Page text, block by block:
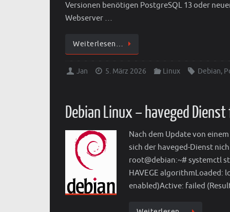
Versionen benötigen PostgreSQL 13 oder
Webserver …
Weiterlesen…
Jan 5. März 2026 Linux Debian,
Debian Linux – haveged
Nach dem Update von
sich der haveged-Dienst
root@debian:~# systemctl
HAVEGE algorithmLoaded:
enabled)Active: failed